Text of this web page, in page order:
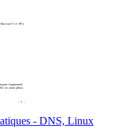
- DNS, Linux